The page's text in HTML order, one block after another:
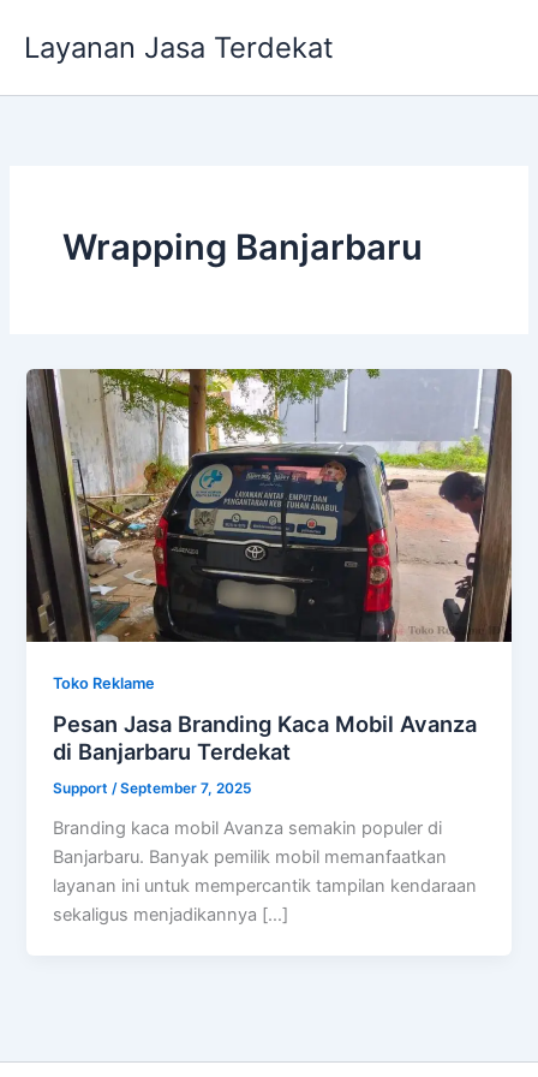
Layanan Jasa Terdekat
Wrapping Banjarbaru
Toko Reklame
Pesan Jasa Branding Kaca Mobil Avanza
di Banjarbaru Terdekat
Support/September 7, 2025
Branding kaca mobil Avanza semakin populer di
Banjarbaru. Banyak pemilik mobil memanfaatkan
layanan ini untuk mempercantik tampilan kendaraan
sekaligus menjadikannya […]